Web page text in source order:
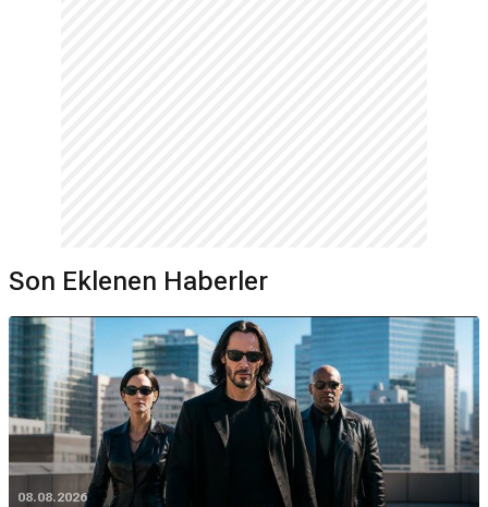
Son Eklenen Haberler
08.08.2026